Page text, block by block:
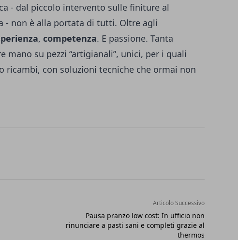
- dal piccolo intervento sulle finiture al
- non è alla portata di tutti. Oltre agli
, competenza. E passione. Tanta
mano su pezzi “artigianali”, unici, per i quali
ricambi, con soluzioni tecniche che ormai non
Articolo Successivo
Pausa pranzo low cost: In ufficio non
rinunciare a pasti sani e completi grazie al
thermos